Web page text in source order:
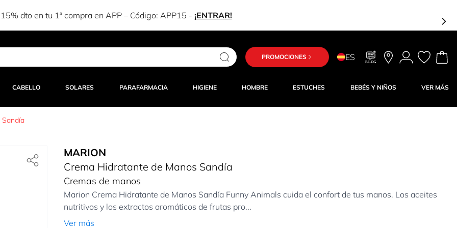
Estás a solo 25,00 € del envío gratuito
PROMOCIONES ES BLOG
CABELLO SOLARES PARAFARMACIA HIGIENE HOMBRE ESTUCHES BEBÉS Y NIÑOS VER MÁS
MARION
Crema Hidratante de Manos Sandía
Cremas de manos
Marion Crema Hidratante de Manos Sandía Funny Animals cuida el confort de tus manos. Los aceites
nutritivos y los extractos aromáticos de frutas pro...
Ver más